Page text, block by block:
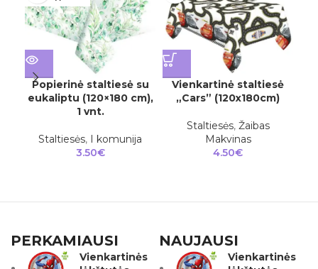
Popierinė staltiesė su
eukaliptu (120×180 cm),
1 vnt.
Staltiesės, I komunija
3.50€
Vienkartinė staltiesė
„Cars” (120x180cm)
Staltiesės, Žaibas
Makvinas
4.50€
PERKAMIAUSI
Vienkartinės
NAUJAUSI
Vienkartinės